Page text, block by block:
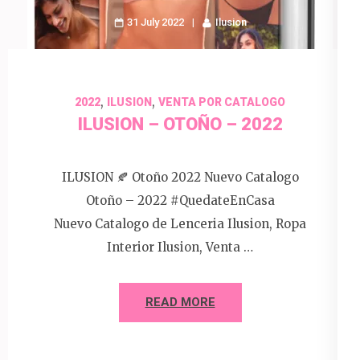
31 July 2022 Ilusion
2022, ILUSION , VENTA POR CATALOGO
ILUSION – OTOÑO – 2022
ILUSION 🍂 Otoño 2022 Nuevo Catalogo
Otoño – 2022 #QuedateEnCasa
Nuevo Catalogo de Lenceria Ilusion, Ropa
Interior Ilusion, Venta …
READ MORE